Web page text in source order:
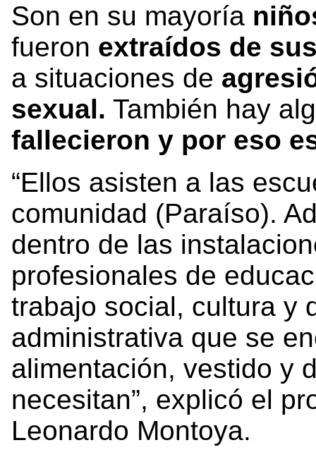
Son en su mayoría
fueron extraídos de
a situaciones de
sexual. También hay
fallecieron y por eso
“Ellos asisten a las
comunidad (Paraíso).
dentro de las
profesionales de
trabajo social, cultura y
administrativa que se
alimentación, vestido y
necesitan”, explicó el
Leonardo Montoya.